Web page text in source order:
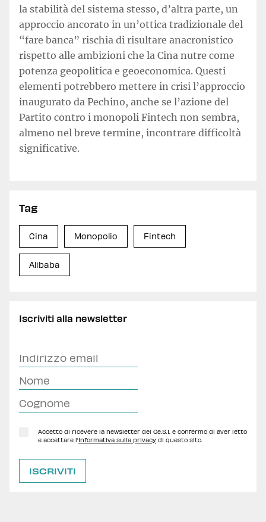
la stabilità del sistema stesso, d’altra parte, un
approccio ancorato in un’ottica tradizionale del
“fare banca” rischia di risultare anacronistico
rispetto alle ambizioni che la Cina nutre come
potenza geopolitica e geoeconomica. Questi
elementi potrebbero mettere in crisi l’approccio
inaugurato da Pechino, anche se l’azione del
Partito contro i monopoli Fintech non sembra,
almeno nel breve termine, incontrare difficoltà
significative.
Tag
Cina Monopolio Fintech
Alibaba
Iscriviti alla newsletter
Accetto di ricevere la newsletter del Ce.S.I. e confermo di aver letto
e accettare l'Informativa sulla privacy di questo sito.